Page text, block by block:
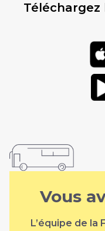
Téléchargez
Vous
L’équipe de la